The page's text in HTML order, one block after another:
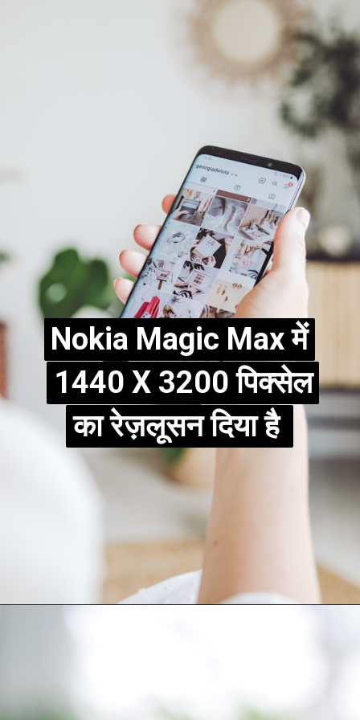
Nokia Magic Max में
1440 X 3200 पिक्सेल
का रेज़लूसन दिया है
Nokia Magic Max में
1440 X 3200 पिक्सेल
का रेज़लूसन दिया है